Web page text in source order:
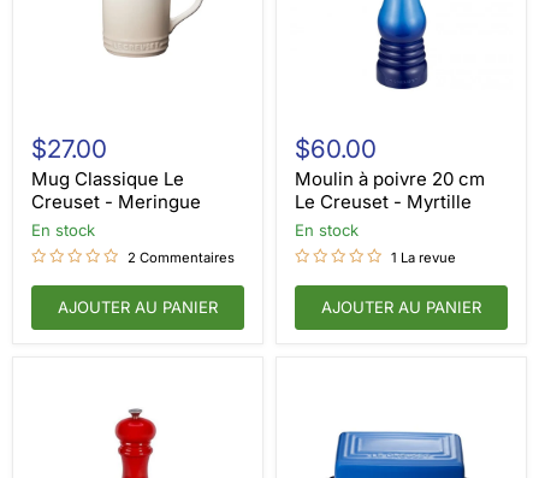
Classique
Le
Creuset
Meringue
$27.00
Mug Classique Le
Creuset - Meringue
en stock
2 Commentaires
AJOUTER AU PANIER
à
poivre
20
cm
Le
Creuset
-
$60.00
Moulin à poivre 20 cm
Le Creuset - Myrtille
en stock
1 La revue
AJOUTER AU PANIER